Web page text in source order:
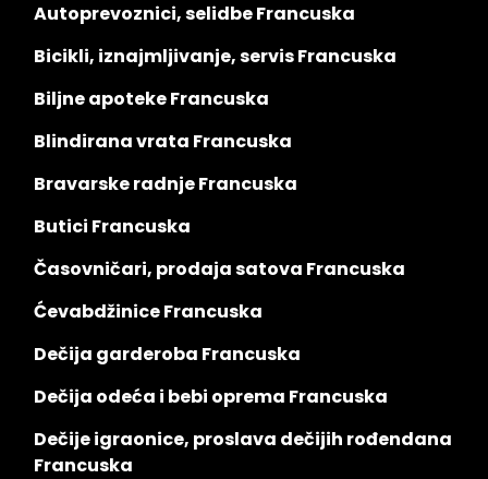
Autoprevoznici, selidbe Francuska
Bicikli, iznajmljivanje, servis Francuska
Biljne apoteke Francuska
Blindirana vrata Francuska
Bravarske radnje Francuska
Butici Francuska
Časovničari, prodaja satova Francuska
Ćevabdžinice Francuska
Dečija garderoba Francuska
Dečija odeća i bebi oprema Francuska
Dečije igraonice, proslava dečijih rođendana
Francuska